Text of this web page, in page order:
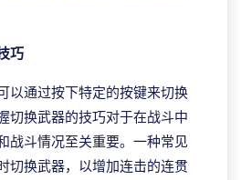
巧
以通过按下特定的按键来切换
切换武器的技巧对于在战斗中
战斗情况至关重要。一种常见
切换武器，以增加连击的连贯